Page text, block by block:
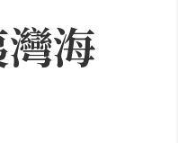
海